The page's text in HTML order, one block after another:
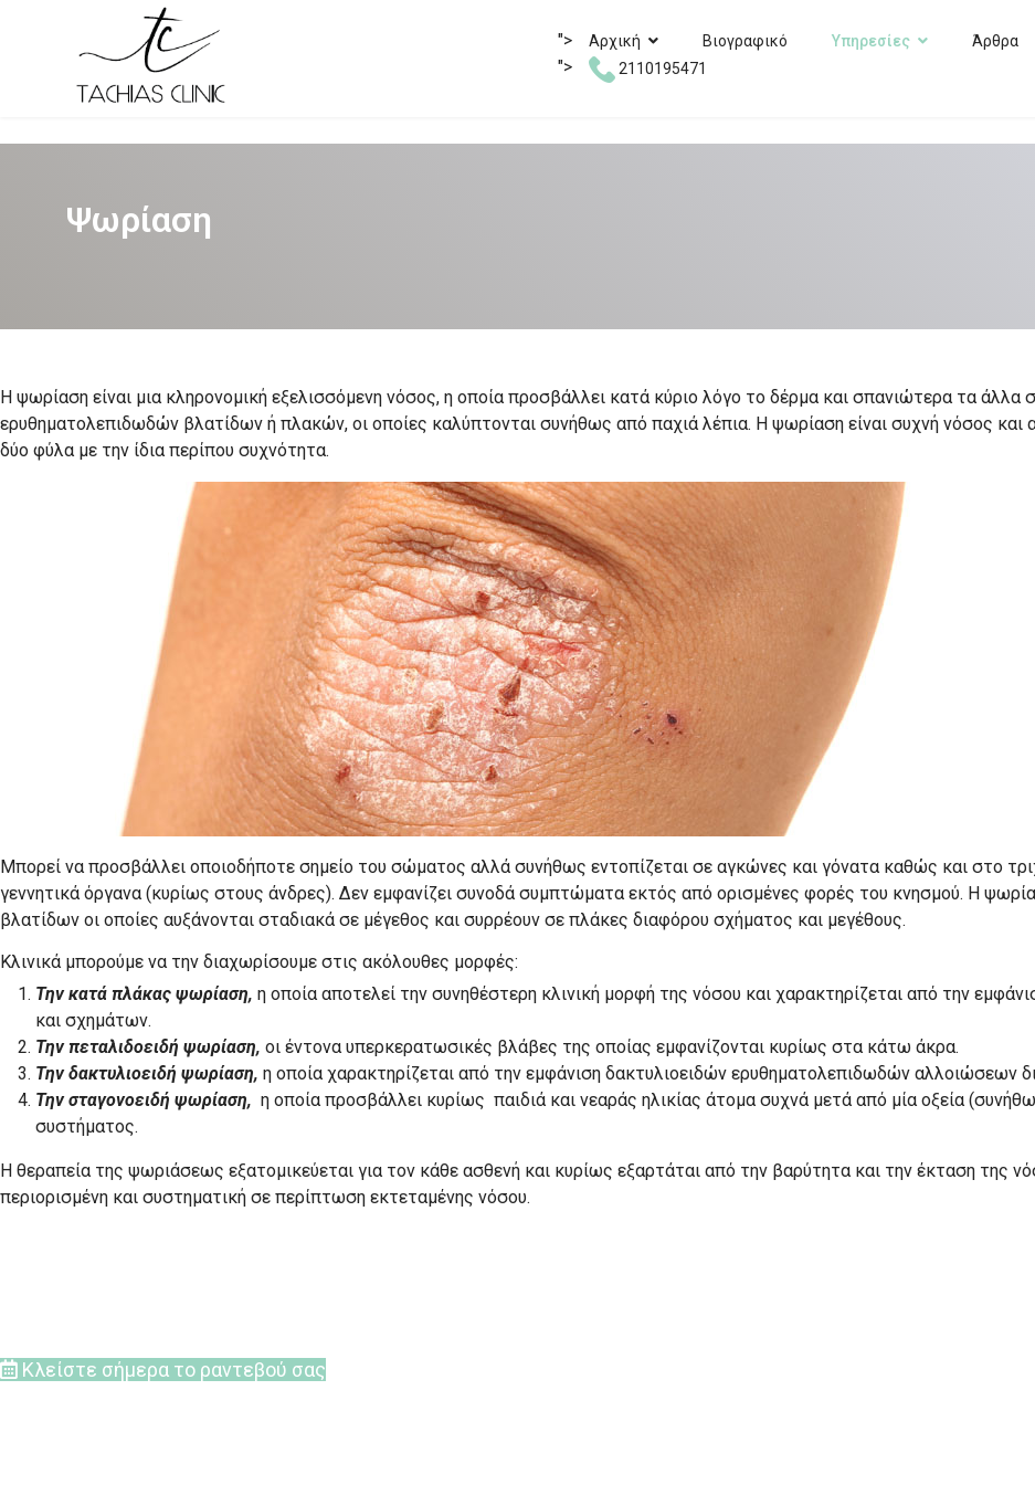
"> Αρχική Βιογραφικό Υπηρεσίες Άρθρα
"> 2110195471
Ψωρίαση
Η ψωρίαση είναι μια κληρονομική εξελισσόμενη νόσος, η οποία προσβάλλει κατά κύριο λόγο τo δέρμα και σπανιώτερα τα άλλα
ερυθηματολεπιδωδών βλατίδων ή πλακών, οι οποίες καλύπτονται συνήθως από παχιά λέπια. Η ψωρίαση είναι συχνή νόσος
δύο φύλα με την ίδια περίπου συχνότητα.
Μπορεί να προσβάλλει οποιοδήποτε σημείο του σώματος αλλά συνήθως εντοπίζεται σε αγκώνες και γόνατα καθώς και στο
γεννητικά όργανα (κυρίως στους άνδρες). Δεν εμφανίζει συνοδά συμπτώματα εκτός από ορισμένες φορές του κνησμού. Η
βλατίδων οι οποίες αυξάνονται σταδιακά σε μέγεθος και συρρέουν σε πλάκες διαφόρου σχήματος και μεγέθους.
Κλινικά μπορούμε να την διαχωρίσουμε στις ακόλουθες μορφές:
Την κατά πλάκας ψωρίαση, η οποία αποτελεί την συνηθέστερη κλινική μορφή της νόσου και χαρακτηρίζεται από την
και σχημάτων.
Την πεταλιδοειδή ψωρίαση, οι έντονα υπερκερατωσικές βλάβες της οποίας εμφανίζονται κυρίως στα κάτω άκρα.
Την δακτυλιοειδή ψωρίαση, η οποία χαρακτηρίζεται από την εμφάνιση δακτυλιοειδών ερυθηματολεπιδωδών αλλοιώσεων
Την σταγονοειδή ψωρίαση, η οποία προσβάλλει κυρίως παιδιά και νεαράς ηλικίας άτομα συχνά μετά από μία οξεία
συστήματος.
Η θεραπεία της ψωριάσεως εξατομικεύεται για τον κάθε ασθενή και κυρίως εξαρτάται από την βαρύτητα και την έκταση της
περιορισμένη και συστηματική σε περίπτωση εκτεταμένης νόσου.
Κλείστε σήμερα το ραντεβού σας